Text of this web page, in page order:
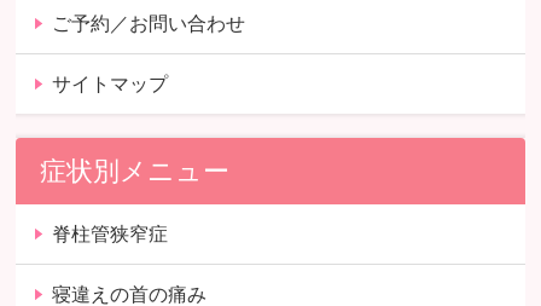
ご予約／お問い合わせ
サイトマップ
症状別メニュー
脊柱管狭窄症
寝違えの首の痛み